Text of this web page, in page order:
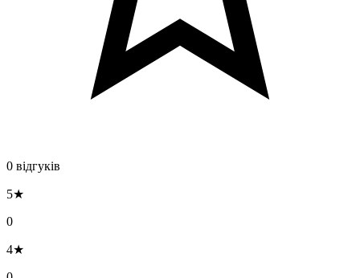
0 відгуків
5★
0
4★